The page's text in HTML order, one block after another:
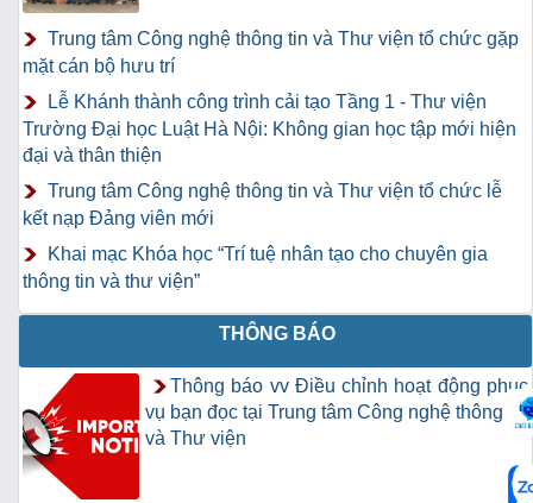
Trung tâm Công nghệ thông tin và Thư viện tổ chức gặp
mặt cán bộ hưu trí
Lễ Khánh thành công trình cải tạo Tầng 1 - Thư viện
Trường Đại học Luật Hà Nội: Không gian học tập mới hiện
đại và thân thiện
Trung tâm Công nghệ thông tin và Thư viện tổ chức lễ
kết nạp Đảng viên mới
Khai mạc Khóa học “Trí tuệ nhân tạo cho chuyên gia
thông tin và thư viện”
THÔNG BÁO
Thông báo vv Điều chỉnh hoạt động phục
vụ bạn đọc tại Trung tâm Công nghệ thông tin
và Thư viện